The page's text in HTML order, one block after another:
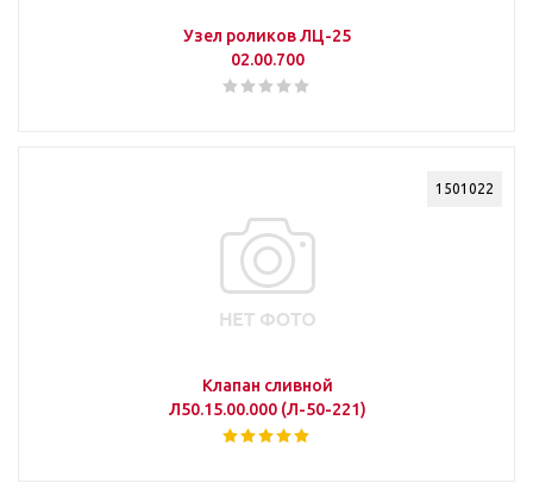
Узел роликов ЛЦ-25
02.00.700
1501022
Клапан сливной
Л50.15.00.000 (Л-50-221)